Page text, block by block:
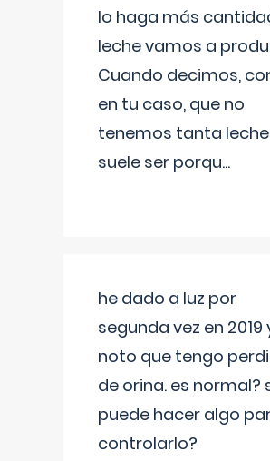
lo haga más
leche vamos a
Cuando decimos,
en tu caso, que no
tenemos tanta leche
suele ser porqu...
he dado a luz por
segunda vez en 2019
noto que tengo
de orina. es normal?
puede hacer algo
controlarlo?